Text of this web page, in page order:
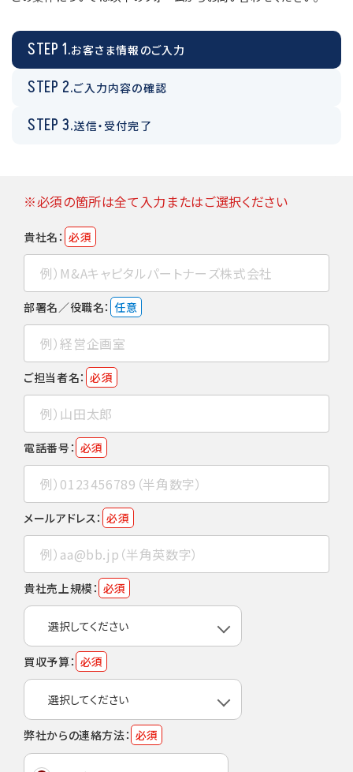
STEP 1.お客さま情報のご入力
STEP 2.ご入力内容の確認
STEP 3.送信・受付完了
※必須の箇所は全て入力またはご選択ください
貴社名： 必須
部署名／役職名： 任意
ご担当者名： 必須
電話番号： 必須
メールアドレス： 必須
貴社売上規模： 必須
買収予算： 必須
弊社からの連絡方法： 必須